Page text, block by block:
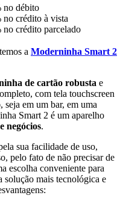
no débito
no crédito à vista
no crédito parcelado
a Moderninha Smart 2
de cartão robusta e
com tela touchscreen
seja em um bar, em uma
Smart 2 é um aparelho
negócios.
sua facilidade de uso,
pelo fato de não precisar de
escolha conveniente para
solução mais tecnológica e